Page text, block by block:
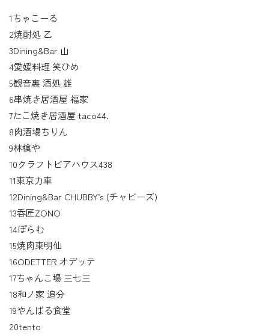
1ちゃこーる
2焼酎処 乙
3Dining&Bar 山
4愛媛料理 笑ひめ
5観音裏 酒処 雄
6串焼き居酒屋 福家
7たこ焼き居酒屋 taco44.
8肉酒場ちりん
9林檎や
10クラフトビアハウス438
11東京力車
12Dining&Bar CHUBBY’s (チャビーズ)
13呑匠ZONO
14ぽらむ
15焼肉東明仙
16ODETTER オデッテ
17ちゃんこ場 三七三
18和ノ家 追分
19やんばる食堂
20tento